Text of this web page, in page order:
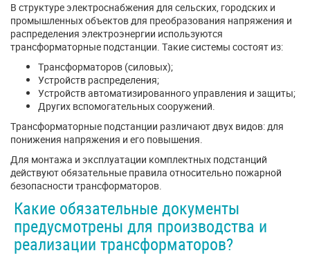
В структуре электроснабжения для сельских, городских и
промышленных объектов для преобразования напряжения и
распределения электроэнергии используются
трансформаторные подстанции. Такие системы состоят из:
Трансформаторов (силовых);
Устройств распределения;
Устройств автоматизированного управления и защиты;
Других вспомогательных сооружений.
Трансформаторные подстанции различают двух видов: для
понижения напряжения и его повышения.
Для монтажа и эксплуатации комплектных подстанций
действуют обязательные правила относительно пожарной
безопасности трансформаторов.
Какие обязательные документы
предусмотрены для производства и
реализации трансформаторов?